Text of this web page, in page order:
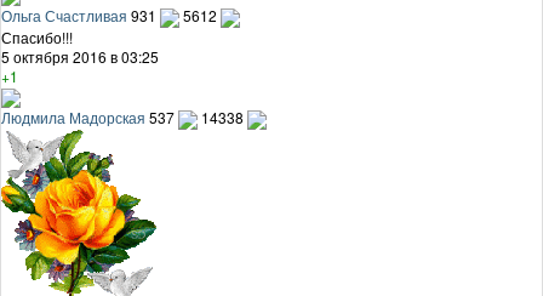
Ольга Счастливая 931
5612
Спасибо!!!
5 октября 2016 в 03:25
+1
Людмила Мадорская 537 14338